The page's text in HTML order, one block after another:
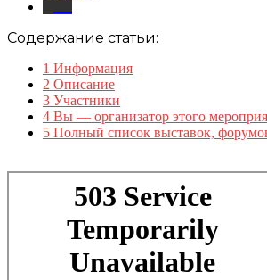
Содержание статьи:
1 Информация
2 Описание
3 Участники
4 Вы — организатор этого
5 Полный список выставок,